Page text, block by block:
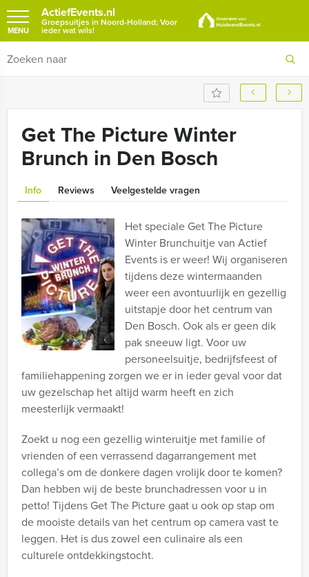
ActiefEvents.nl
Groepsuitjes in Noord-Holland; Voor
ieder wat wils!
MENU
Get The Picture Winter
Brunch in Den Bosch
Info Reviews Veelgestelde vragen
Het speciale Get The Picture
Winter Brunchuitje van Actief
Events is er weer! Wij organiseren
tijdens deze wintermaanden
weer een avontuurlijk en gezellig
uitstapje door het centrum van
Den Bosch. Ook als er geen dik
pak sneeuw ligt. Voor uw
personeelsuitje, bedrijfsfeest of
familiehappening zorgen we er in ieder geval voor dat
uw gezelschap het altijd warm heeft en zich
meesterlijk vermaakt!
Zoekt u nog een gezellig winteruitje met familie of
vrienden of een verrassend dagarrangement met
collega’s om de donkere dagen vrolijk door te komen?
Dan hebben wij de beste brunchadressen voor u in
petto! Tijdens Get The Picture gaat u ook op stap om
de mooiste details van het centrum op camera vast te
leggen. Het is dus zowel een culinaire als een
culturele ontdekkingstocht.